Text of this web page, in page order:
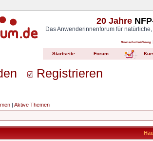
20 Jahre
Das Anwenderinnenforum für
Datenschutzerklärung
Startseite Forum
Registrieren
| Aktive Themen